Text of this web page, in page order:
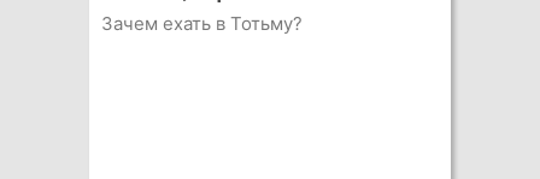
Зачем ехать в Тотьму?